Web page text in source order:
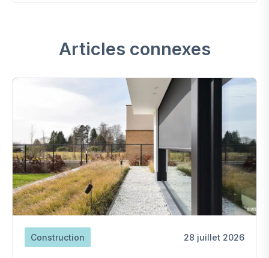
Articles connexes
Construction 28 juillet 2026